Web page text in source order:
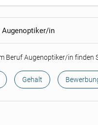
Augenoptiker/in
Beruf Augenoptiker/in finden
Gehalt